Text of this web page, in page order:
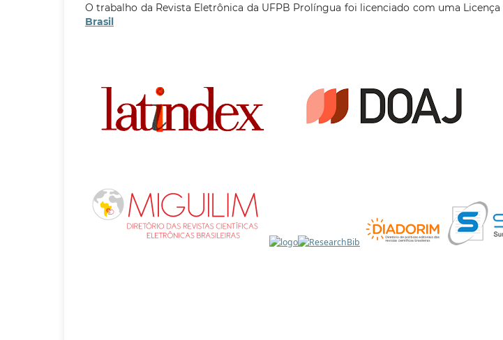
O trabalho da Revista Eletrônica da UFPB Prolíngua foi licenciado com uma Licença
Brasil